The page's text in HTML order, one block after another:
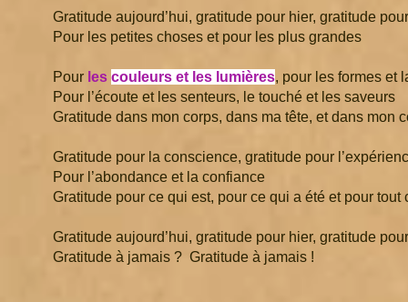
Gratitude aujourd’hui, gratitude pour hier, gratitude
Pour les petites choses et pour les plus grandes
Pour les couleurs et les lumières, pour les formes et
Pour l’écoute et les senteurs, le touché et les saveurs
Gratitude dans mon corps, dans ma tête, et dans mon
Gratitude pour la conscience, gratitude pour
Pour l’abondance et la confiance
Gratitude pour ce qui est, pour ce qui a été et pour tout
Gratitude aujourd’hui, gratitude pour hier, gratitude
Gratitude à jamais ? Gratitude à jamais !